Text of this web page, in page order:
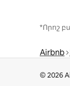
*Որոշ
Airbnb
© 2026